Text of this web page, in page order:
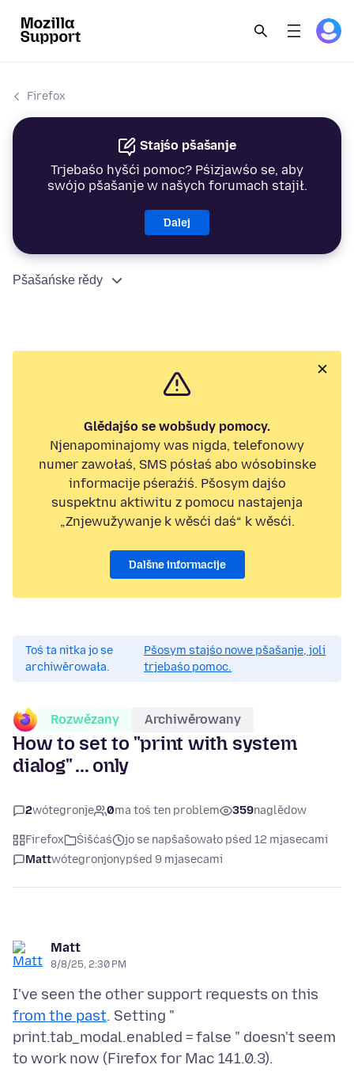
Firefox
Stajśo pšašanje
Trjebaśo hyšći pomoc? Pśizjawśo se, aby
swójo pšašanje w našych forumach stajił.
Dalej
Pšašańske rědy
Glědajśo se wobšudy pomocy.
Njenapominajomy was nigda, telefonowy
numer zawołaś, SMS pósłaś abo wósobinske
informacije pśeraźiś. Pšosym dajśo
suspektnu aktiwitu z pomocu nastajenja
„Znjewužywanje k wěsći daś“ k wěsći.
Dalšne informacije
Toś ta nitka jo se
archiwěrowała.
Pšosym stajśo nowe pšašanje, joli
trjebaśo pomoc.
Rozwězany Archiwěrowany
How to set to "print with system
dialog" ... only
2wótegronje 0ma toś ten problem 359naglědow
Firefox Śišćaś
jo se napšašowało pśed 12 mjasecami
Mattwótegronjonypśed 9 mjasecami
Matt
8/8/25, 2:30 PM
I've seen the other support requests on this
from the past. Setting "
print.tab_modal.enabled = false " doesn't seem